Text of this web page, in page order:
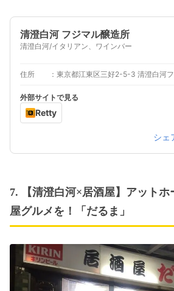
清澄白河 フジマル醸造所
清澄白河/イタリアン、ワインバー
住所
外部サイトで見る
Retty
シェ
7. 【清澄白河×居酒屋】アット
屋グルメを！「だるま」